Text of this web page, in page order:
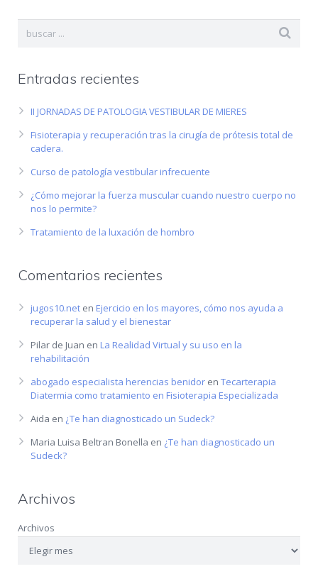
Entradas recientes
II JORNADAS DE PATOLOGIA VESTIBULAR DE MIERES
Fisioterapia y recuperación tras la cirugía de prótesis total de
cadera.
Curso de patología vestibular infrecuente
¿Cómo mejorar la fuerza muscular cuando nuestro cuerpo no
nos lo permite?
Tratamiento de la luxación de hombro
Comentarios recientes
jugos10.net en Ejercicio en los mayores, cómo nos ayuda a
recuperar la salud y el bienestar
Pilar de Juan en La Realidad Virtual y su uso en la
rehabilitación
abogado especialista herencias benidor en Tecarterapia
Diatermia como tratamiento en Fisioterapia Especializada
Aida en ¿Te han diagnosticado un Sudeck?
Maria Luisa Beltran Bonella en ¿Te han diagnosticado un
Sudeck?
Archivos
Archivos